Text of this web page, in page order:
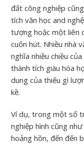
đất công nghiệp
tích văn học and
tượng hoặc một liên
cuốn hút. Nhiều nhà
nghĩa nhiều chiều
thành tích giàu hóa
dung của thiếu gì
kề.
Ví dụ, trong một số
nghiệp hình cũng
hoảng hồn, đến đến